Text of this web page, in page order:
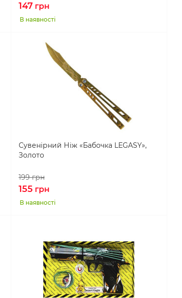
147грн
В наявності
Сувенірний Ніж «Бабочка LEGASY»,
Золото
199грн
155 грн
В наявності